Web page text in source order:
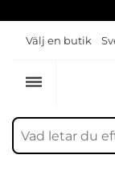
Välj en butik
dehaze